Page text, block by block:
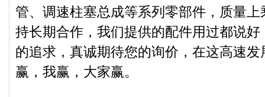
管、调速柱塞总成等系列零部件，质量
持长期合作，我们提供的配件用过都说
的追求，真诚期待您的询价，在这高速
赢，我赢，大家赢。